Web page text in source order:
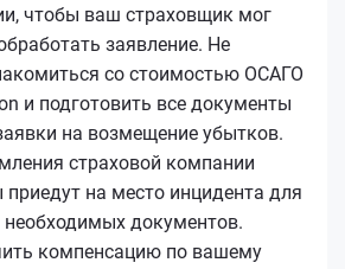
чтобы ваш страховщик мог
заявление. Не
со стоимостью ОСАГО
и подготовить все документы
на возмещение убытков.
страховой компании
приедут на место инцидента для
документов.
компенсацию по вашему